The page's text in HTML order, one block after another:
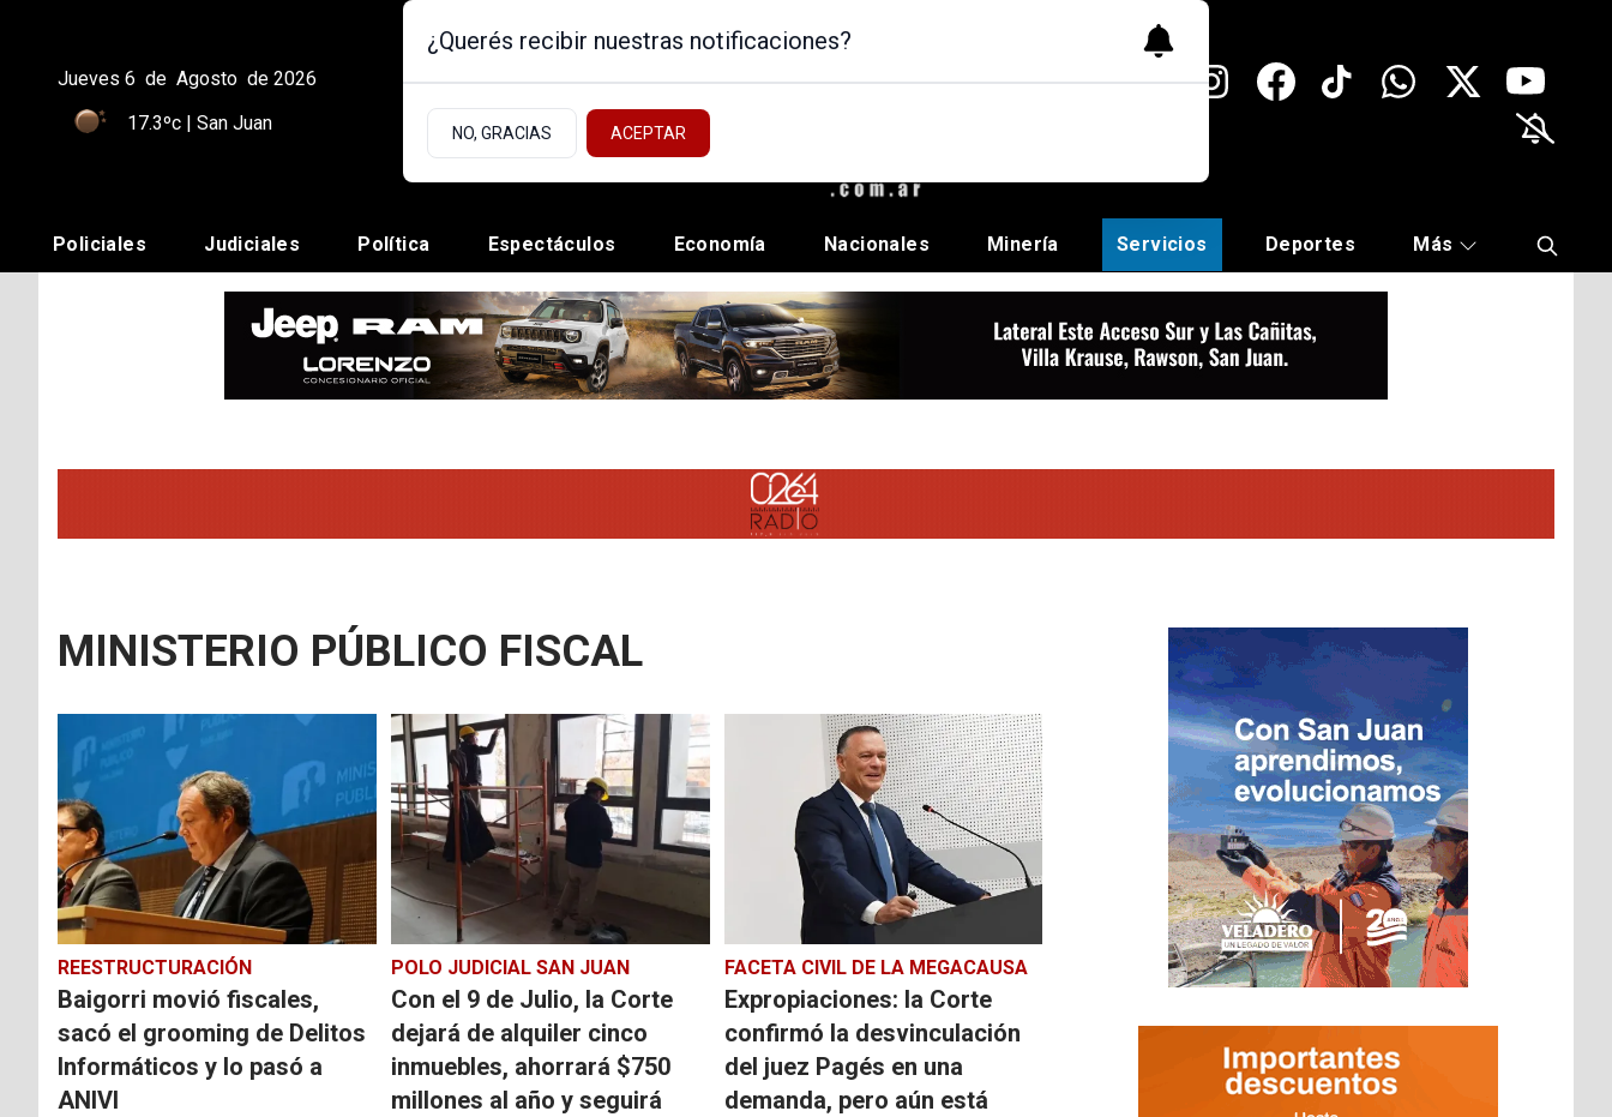
Jueves 6 de Agosto de 2026
17.3ºc | San Juan
Policiales Judiciales Política Espectáculos Economía Nacionales Minería Servicios Deportes Más
MINISTERIO PÚBLICO FISCAL
REESTRUCTURACIÓN
Baigorri movió fiscales,
sacó el grooming de Delitos
Informáticos y lo pasó a
ANIVI
POLO JUDICIAL SAN JUAN
Con el 9 de Julio, la Corte
dejará de alquiler cinco
inmuebles, ahorrará $750
millones al año y seguirá
FACETA CIVIL DE LA MEGACAUSA
Expropiaciones: la Corte
confirmó la desvinculación
del juez Pagés en una
demanda, pero aún está
¿Querés recibir nuestras notificaciones?
NO, GRACIAS ACEPTAR